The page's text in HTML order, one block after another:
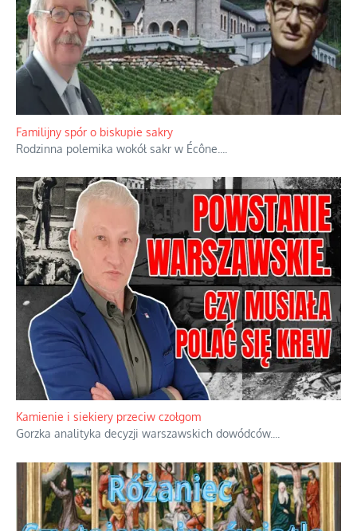
Familijny spór o biskupie sakry
Rodzinna polemika wokół sakr w Écône.
Kamienie i siekiery przeciw czołgom
Gorzka analityka decyzji warszawskich dowódców.